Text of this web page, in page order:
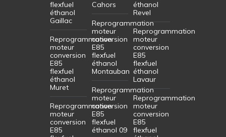
flexfuel
éthanol
Gaillac
Reprogrammation
moteur
conversion
E85
flexfuel
éthanol
Muret
Reprogrammation
moteur
conversion
E85
Cahors
Reprogrammation
moteur
conversion
E85
flexfuel
éthanol
Montauban
Reprogrammation
moteur
conversion
E85
flexfuel
éthanol 09
éthanol
Revel
Reprogrammation
moteur
conversion
E85
flexfuel
éthanol
Lavaur
Reprogrammation
moteur
conversion
E85
flexfuel